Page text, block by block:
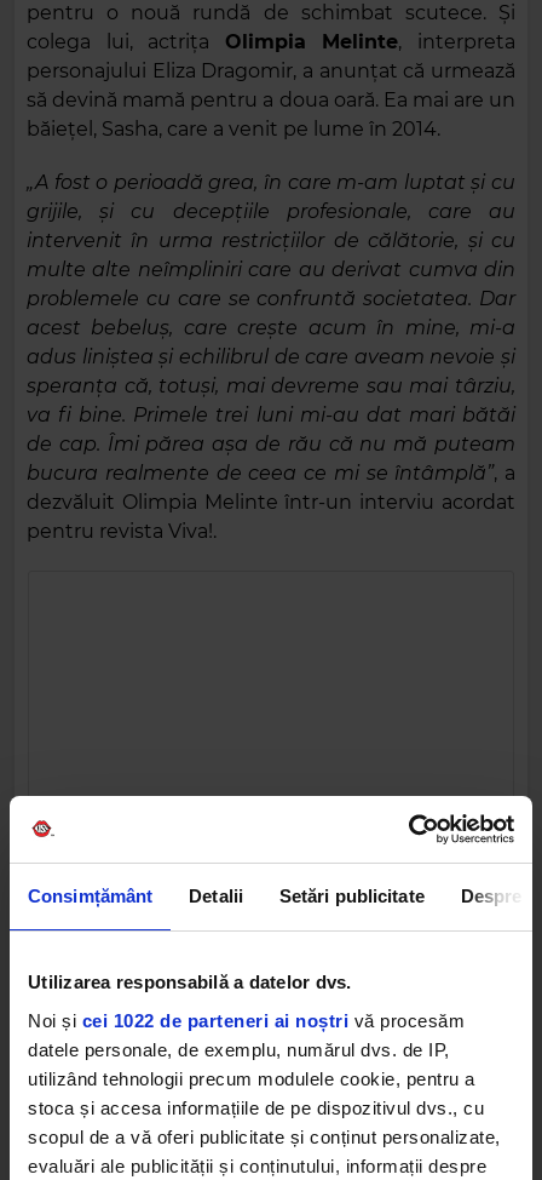
Consimțământ Detalii Setări publicitate Despre
Utilizarea responsabilă a datelor dvs.
Noi și cei 1022 de parteneri ai noștri vă procesăm
datele personale, de exemplu, numărul dvs. de IP,
utilizând tehnologii precum modulele cookie, pentru a
stoca și accesa informațiile de pe dispozitivul dvs., cu
scopul de a vă oferi publicitate și conținut personalizate,
evaluări ale publicității și conținutului, informații despre
pentru o nouă rundă de schimbat scutece. Și
colega lui, actrița Olimpia Melinte, interpreta
personajului Eliza Dragomir, a anunțat că urmează
să devină mamă pentru a doua oară. Ea mai are un
băiețel, Sasha, care a venit pe lume în 2014.
„A fost o perioadă grea, în care m-am luptat și cu
grijile, și cu decepțiile profesionale, care au
intervenit în urma restricțiilor de călătorie, și cu
multe alte neîmpliniri care au derivat cumva din
problemele cu care se confruntă societatea. Dar
acest bebeluș, care crește acum în mine, mi-a
adus liniștea și echilibrul de care aveam nevoie și
speranța că, totuși, mai devreme sau mai târziu,
va fi bine. Primele trei luni mi-au dat mari bătăi
de cap. Îmi părea așa de rău că nu mă puteam
bucura realmente de ceea ce mi se întâmplă”, a
dezvăluit Olimpia Melinte într-un interviu acordat
pentru revista Viva!.